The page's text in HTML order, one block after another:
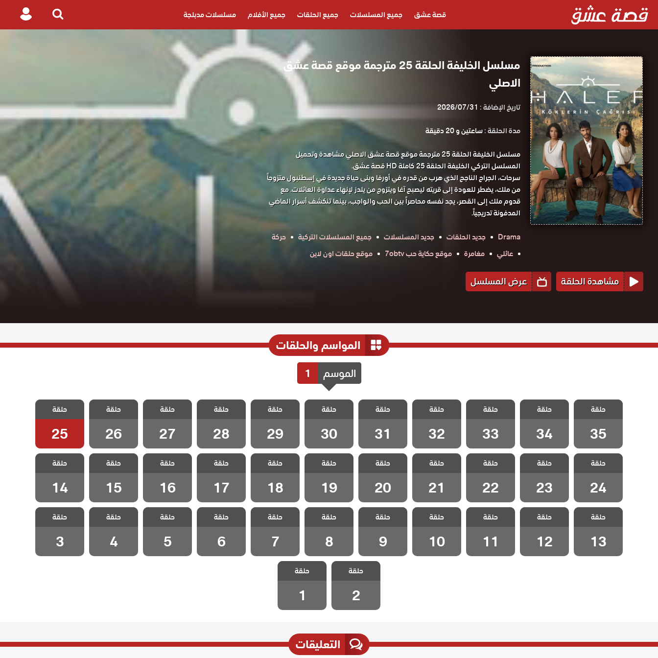
قصة عشق جميع المسلسلات جميع الحلقات جميع الأفلام مسلسلات مدبلجة
Search
Login
مسلسل الخليفة الحلقة 25 مترجمة موقع قصة عشق
الاصلي
تاريخ الإضافة : 2026/07/31
مدة الحلقة :ساعتين و 20 دقيقة
مسلسل الخليفة الحلقة 25 مترجمة موقع قصة عشق الاصلي مشاهدة وتحميل
المسلسل التركي الخليفة الحلقة 25 كاملة HD قصة عشق.
سرحات، الجراح الناجح الذي هرب من قدره في أورفا وبنى حياة جديدة في إسطنبول متزوجاً
من ملك، يضطر للعودة إلى قريته ليصبح آغا ويتزوج من يلدز لإنهاء عداوة العائلات. مع
قدوم ملك إلى القصر، يجد نفسه محاصراً بين الحب والواجب، بينما تنكشف أسرار الماضي
المدفونة تدريجياً.
Drama
جديد الحلقات جديد المسلسلات جميع المسلسلات التركية
حركة
عائلي
مغامرة موقع حكاية حب 7obtv موقع حلقات اون لاين
مشاهدة الحلقة عرض المسلسل
المواسم والحلقات
الموسم 1
مسلسل الخليفة
الحلقة 35
والاخيرة
حلقة
35
مسلسل الخليفة
الحلقة 34
حلقة
34
مسلسل الخليفة
الحلقة 33
حلقة
33
مسلسل الخليفة
الحلقة 32
حلقة
32
مسلسل الخليفة
الحلقة 31
حلقة
31
مسلسل الخليفة
الحلقة 30
حلقة
30
مسلسل الخليفة
الحلقة 29
حلقة
29
مسلسل الخليفة
الحلقة 28
حلقة
28
مسلسل الخليفة
الحلقة 27
حلقة
27
مسلسل الخليفة
الحلقة 26
حلقة
26
مسلسل الخليفة
الحلقة 25
حلقة
25
مسلسل الخليفة
الحلقة 24
حلقة
24
مسلسل الخليفة
الحلقة 23
حلقة
23
مسلسل الخليفة
الحلقة 22
حلقة
22
مسلسل الخليفة
الحلقة 21
حلقة
21
مسلسل الخليفة
الحلقة 20
حلقة
20
مسلسل الخليفة
الحلقة 19
حلقة
19
مسلسل الخليفة
الحلقة 18
حلقة
18
مسلسل الخليفة
الحلقة 17
حلقة
17
مسلسل الخليفة
الحلقة 16
حلقة
16
مسلسل الخليفة
الحلقة 15
حلقة
15
مسلسل الخليفة
الحلقة 14
حلقة
14
مسلسل الخليفة
الحلقة 13
حلقة
13
مسلسل الخليفة
الحلقة 12
حلقة
12
مسلسل الخليفة
الحلقة 11
حلقة
11
مسلسل الخليفة
الحلقة 10
حلقة
10
مسلسل الخليفة
الحلقة 9
حلقة
9
مسلسل الخليفة
الحلقة 8
حلقة
8
مسلسل الخليفة
الحلقة 7
حلقة
7
مسلسل الخليفة
الحلقة 6
حلقة
6
مسلسل الخليفة
الحلقة 5
حلقة
5
مسلسل الخليفة
الحلقة 4
حلقة
4
مسلسل الخليفة
الحلقة 3
حلقة
3
مسلسل الخليفة
الحلقة 2
حلقة
2
مسلسل الخليفة
الحلقة 1
حلقة
1
التعليقات